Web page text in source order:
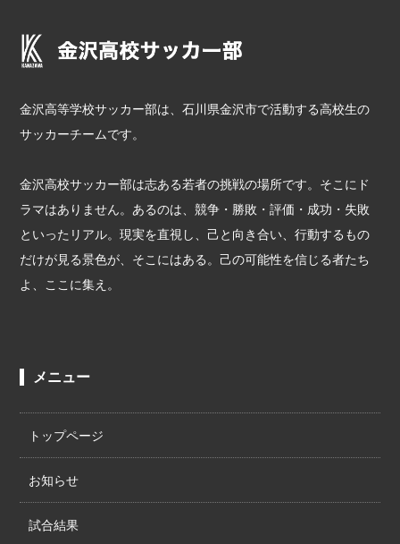
金沢高等学校サッカー部は、石川県金沢市で活動する高校生の
サッカーチームです。
金沢高校サッカー部は志ある若者の挑戦の場所です。そこにド
ラマはありません。あるのは、競争・勝敗・評価・成功・失敗
といったリアル。現実を直視し、己と向き合い、行動するもの
だけが見る景色が、そこにはある。己の可能性を信じる者たち
よ、ここに集え。
メニュー
トップページ
お知らせ
試合結果